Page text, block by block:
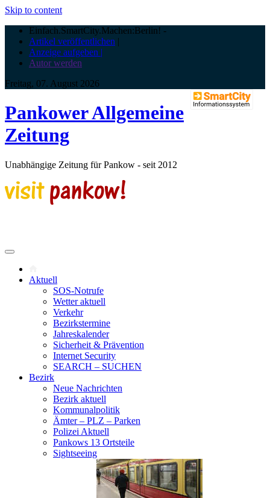
Skip to content
Einfach.SmartCity.Machen:Berlin! -
Artikel veröffentlichen |
Anzeige aufgeben |
Autor werden
Freitag, 07. August 2026
Pankower Allgemeine
Zeitung
Unabhängige Zeitung für Pankow - seit 2012
Aktuell
SOS-Notrufe
Wetter aktuell
Verkehr
Bezirkstermine
Jahreskalender
Sicherheit & Prävention
Internet Security
SEARCH – SUCHEN
Bezirk
Neue Nachrichten
Bezirk aktuell
Kommunalpolitik
Ämter – PLZ – Parken
Polizei Aktuell
Pankows 13 Ortsteile
Sightseeing